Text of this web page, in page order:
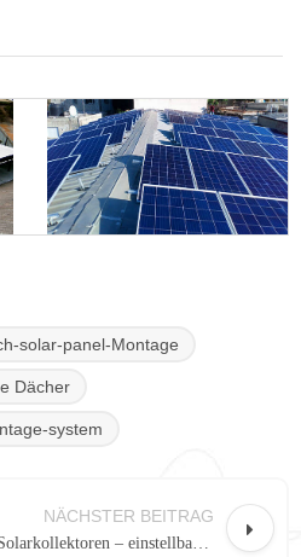
solar-panel-Montage
Dächer
system
NÄCHSTER BEITRAG
Flachdach-Montagesystem für Solarkollektoren – einstellbarer Neigungssatz mit erhöhter Durchfahrtshöhe